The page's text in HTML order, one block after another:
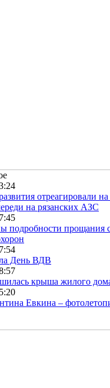
отреагировали
на рязанских АЗС
подробности прощания
День ВДВ
крыша жилого
Евкина –